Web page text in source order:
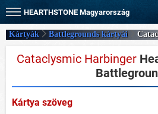
HEARTHSTONE Magyarország
Kártyák Battlegrounds kártyái
Cataclysmic Harbinger
Kártya szöveg